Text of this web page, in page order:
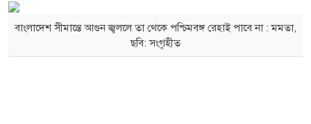
বাংলাদেশ সীমান্তে আগুন জ্বললে তা থেকে পশ্চিমবঙ্গ রেহাই পাবে না : মমতা,
ছবি: সংগৃহীত